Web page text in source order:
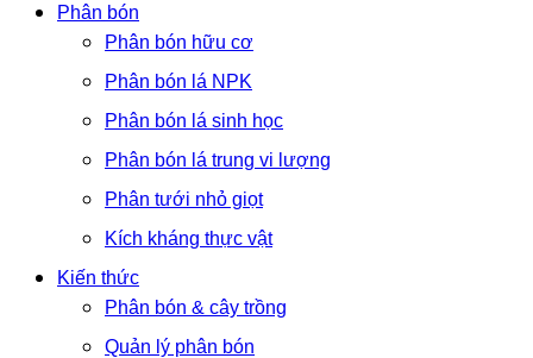
Phân bón
Phân bón hữu cơ
Phân bón lá NPK
Phân bón lá sinh học
Phân bón lá trung vi lượng
Phân tưới nhỏ giọt
Kích kháng thực vật
Kiến thức
Phân bón & cây trồng
Quản lý phân bón